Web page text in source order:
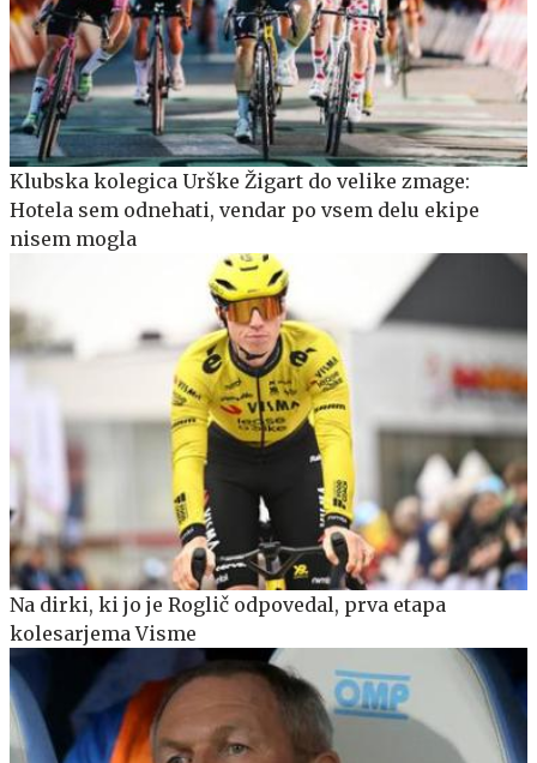
Klubska kolegica Urške Žigart do velike zmage:
Hotela sem odnehati, vendar po vsem delu ekipe
nisem mogla
Na dirki, ki jo je Roglič odpovedal, prva etapa
kolesarjema Visme